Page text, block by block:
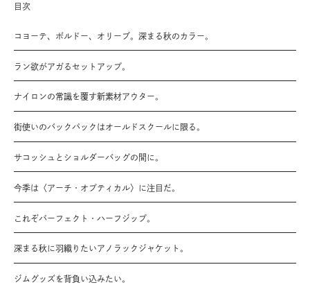
目次
コヨーテ、ボルドー、オリーブ。深まる秋のカラー。
ラン欲がアガるセットアップ。
ナイロンの常識を覆す新素材アウター。
街使いのバックパックはオールドスクールに限る。
サコッシュとショルダーバッグの間に。
今季は〈アーチ・オプティカル〉に注目だ。
これぞパーフェクト・ハーフジップ。
深まる秋に羽織りたいアノラックジャケット。
ジムグッズを背負い込みたい。